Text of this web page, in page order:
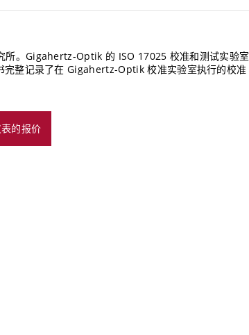
所。Gigahertz-Optik 的 ISO 17025 校准和测试实验室
完整记录了在 Gigahertz-Optik 校准实验室执行的校准
的报价